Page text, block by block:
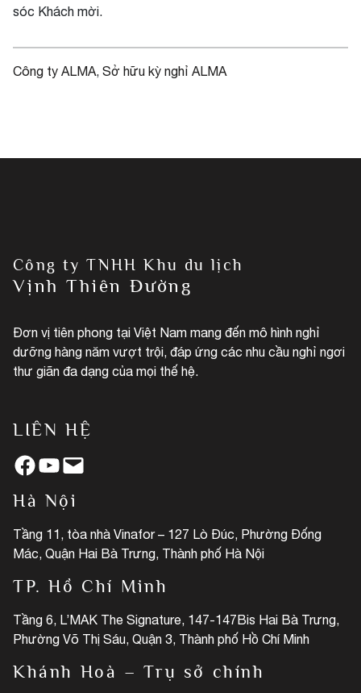
sóc Khách mời.
Công ty ALMA, Sở hữu kỳ nghỉ ALMA
Công ty TNHH Khu du lịch
Vịnh Thiên Đường
Đơn vị tiên phong tại Việt Nam mang đến mô hình nghỉ
dưỡng hàng năm vượt trội, đáp ứng các nhu cầu nghỉ ngơi
thư giãn đa dạng của mọi thế hệ.
LIÊN HỆ
Facebook YouTube Mail
Hà Nội
Tầng 11, tòa nhà Vinafor – 127 Lò Đúc, Phường Đống
Mác, Quận Hai Bà Trưng, Thành phố Hà Nội
TP. Hồ Chí Minh
Tầng 6, L’MAK The Signature, 147-147Bis Hai Bà Trưng,
Phường Võ Thị Sáu, Quận 3, Thành phố Hồ Chí Minh
Khánh Hoà – Trụ sở chính